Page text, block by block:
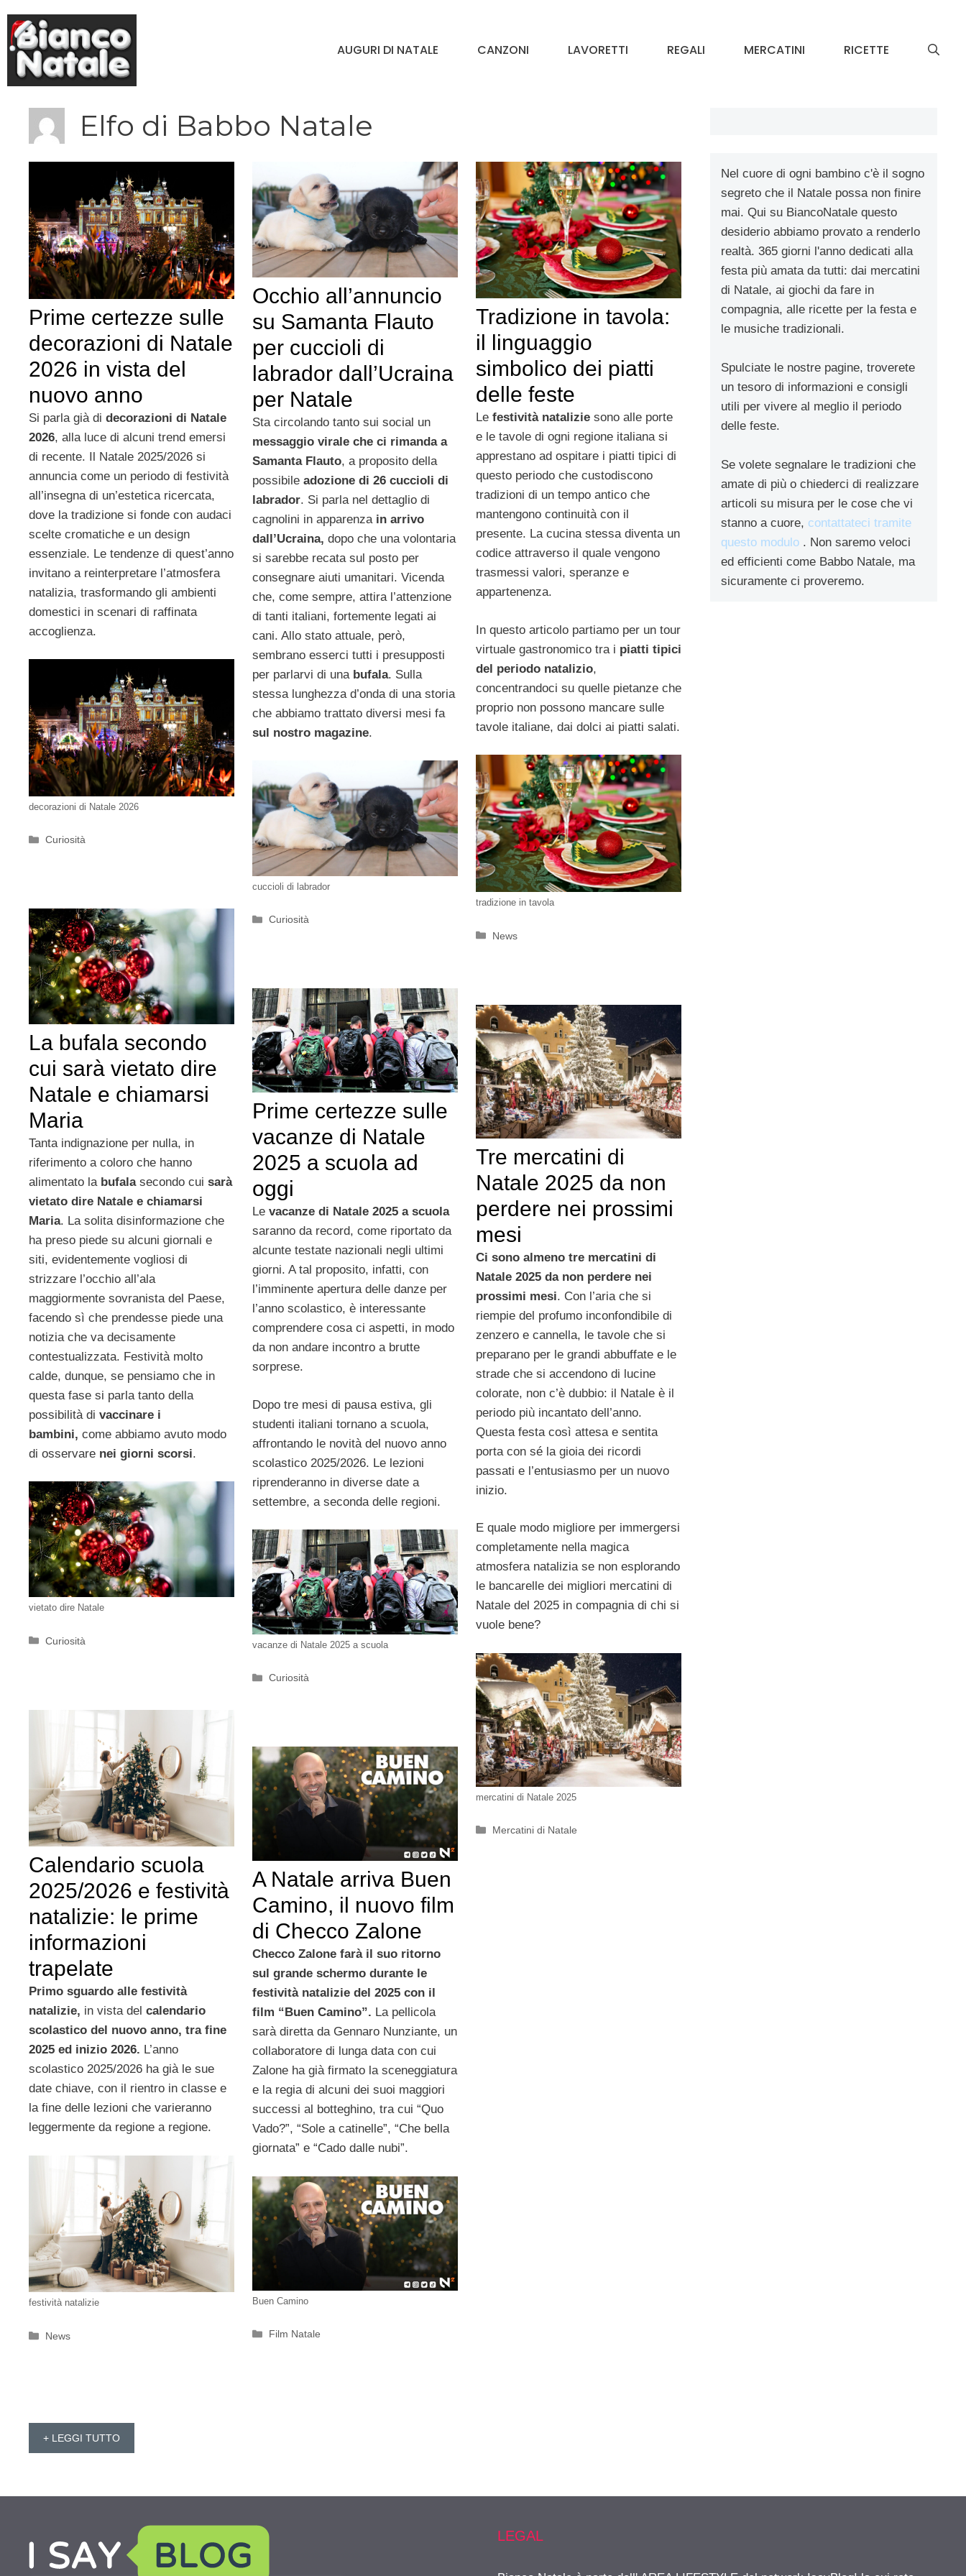
contenuto
AUGURI DI NATALE CANZONI LAVORETTI REGALI MERCATINI RICETTE
Elfo di Babbo Natale
Prime certezze sulle
decorazioni di Natale
2026 in vista del
nuovo anno
Si parla già di decorazioni di Natale
2026, alla luce di alcuni trend emersi
di recente. Il Natale 2025/2026 si
annuncia come un periodo di festività
all’insegna di un’estetica ricercata,
dove la tradizione si fonde con audaci
scelte cromatiche e un design
essenziale. Le tendenze di quest’anno
invitano a reinterpretare l’atmosfera
natalizia, trasformando gli ambienti
domestici in scenari di raffinata
accoglienza.
decorazioni di Natale 2026
Categorie
Curiosità
Occhio all’annuncio
su Samanta Flauto
per cuccioli di
labrador dall’Ucraina
per Natale
Sta circolando tanto sui social un
messaggio virale che ci rimanda a
Samanta Flauto, a proposito della
possibile adozione di 26 cuccioli di
labrador. Si parla nel dettaglio di
cagnolini in apparenzain arrivo
dall’Ucraina, dopo che una volontaria
si sarebbe recata sul posto per
consegnare aiuti umanitari. Vicenda
che, come sempre, attira l’attenzione
di tanti italiani, fortemente legati ai
cani. Allo stato attuale, però,
sembrano esserci tutti i presupposti
per parlarvi di una bufala. Sulla
stessa lunghezza d’onda di una storia
che abbiamo trattato diversi mesi fa
sul nostro magazine.
cuccioli di labrador
Categorie
Curiosità
Tradizione in tavola:
il linguaggio
simbolico dei piatti
delle feste
Le festività nataliziesono alle porte
e le tavole di ogni regione italiana si
apprestano ad ospitare i piatti tipici di
questo periodo che custodiscono
tradizioni di un tempo antico che
mantengono continuità con il
presente. La cucina stessa diventa un
codice attraverso il quale vengono
trasmessi valori, speranze e
appartenenza.
In questo articolo partiamo per un tour
virtuale gastronomico tra i piatti tipici
del periodo natalizio,
concentrandoci su quelle pietanze che
proprio non possono mancare sulle
tavole italiane, dai dolci ai piatti salati.
tradizione in tavola
Categorie
News
La bufala secondo
cui sarà vietato dire
Natale e chiamarsi
Maria
Tanta indignazione per nulla, in
riferimento a coloro che hanno
alimentato la bufala secondo cui sarà
vietato dire Natale e chiamarsi
Maria. La solita disinformazione che
ha preso piede su alcuni giornali e
siti, evidentemente vogliosi di
strizzare l’occhio all’ala
maggiormente sovranista del Paese,
facendo sì che prendesse piede una
notizia che va decisamente
contestualizzata. Festività molto
calde, dunque, se pensiamo che in
questa fase si parla tanto della
possibilità di vaccinare i
bambini, come abbiamo avuto modo
di osservare nei giorni scorsi.
vietato dire Natale
Categorie
Curiosità
Prime certezze sulle
vacanze di Natale
2025 a scuola ad
oggi
Le vacanze di Natale 2025 a scuola
saranno da record, come riportato da
alcunte testate nazionali negli ultimi
giorni. A tal proposito, infatti, con
l’imminente apertura delle danze per
l’anno scolastico, è interessante
comprendere cosa ci aspetti, in modo
da non andare incontro a brutte
sorprese.
Dopo tre mesi di pausa estiva, gli
studenti italiani tornano a scuola,
affrontando le novità del nuovo anno
scolastico 2025/2026. Le lezioni
riprenderanno in diverse date a
settembre, a seconda delle regioni.
vacanze di Natale 2025 a scuola
Categorie
Curiosità
Tre mercatini di
Natale 2025 da non
perdere nei prossimi
mesi
Ci sono almeno tre mercatini di
Natale 2025 da non perdere nei
prossimi mesi. Con l’aria che si
riempie del profumo inconfondibile di
zenzero e cannella, le tavole che si
preparano per le grandi abbuffate e le
strade che si accendono di lucine
colorate, non c’è dubbio: il Natale è il
periodo più incantato dell’anno.
Questa festa così attesa e sentita
porta con sé la gioia dei ricordi
passati e l’entusiasmo per un nuovo
inizio.
E quale modo migliore per immergersi
completamente nella magica
atmosfera natalizia se non esplorando
le bancarelle dei migliori mercatini di
Natale del 2025 in compagnia di chi si
vuole bene?
mercatini di Natale 2025
Categorie
Mercatini di Natale
Calendario scuola
2025/2026 e festività
natalizie: le prime
informazioni
trapelate
Primo sguardo alle festività
natalizie, in vista del calendario
scolastico del nuovo anno, tra fine
2025 ed inizio 2026. L’anno
scolastico 2025/2026 ha già le sue
date chiave, con il rientro in classe e
la fine delle lezioni che varieranno
leggermente da regione a regione.
festività natalizie
Categorie
News
A Natale arriva Buen
Camino, il nuovo film
di Checco Zalone
Checco Zalone farà il suo ritorno
sul grande schermo durante le
festività natalizie del 2025 con il
film “Buen Camino”. La pellicola
sarà diretta da Gennaro Nunziante, un
collaboratore di lunga data con cui
Zalone ha già firmato la sceneggiatura
e la regia di alcuni dei suoi maggiori
successi al botteghino, tra cui “Quo
Vado?”, “Sole a catinelle”, “Che bella
giornata” e “Cado dalle nubi”.
Buen Camino
Categorie
Film Natale
+ LEGGI TUTTO
Nel cuore di ogni bambino c'è il sogno
segreto che il Natale possa non finire
mai. Qui su BiancoNatale questo
desiderio abbiamo provato a renderlo
realtà. 365 giorni l'anno dedicati alla
festa più amata da tutti: dai mercatini
di Natale, ai giochi da fare in
compagnia, alle ricette per la festa e
le musiche tradizionali.
Spulciate le nostre pagine, troverete
un tesoro di informazioni e consigli
utili per vivere al meglio il periodo
delle feste.
Se volete segnalare le tradizioni che
amate di più o chiederci di realizzare
articoli su misura per le cose che vi
stanno a cuore, contattateci tramite
questo modulo . Non saremo veloci
ed efficienti come Babbo Natale, ma
sicuramente ci proveremo.
LEGAL